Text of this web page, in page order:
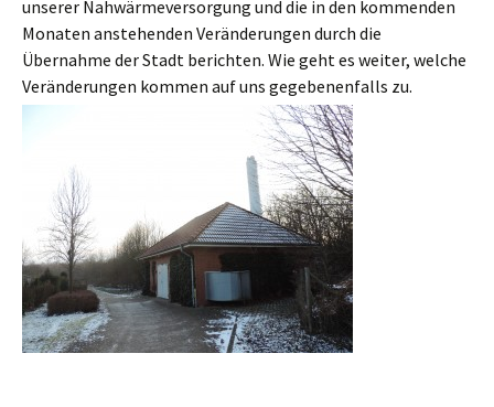
unserer Nahwärmeversorgung und die in den kommenden
Monaten anstehenden Veränderungen durch die
Übernahme der Stadt berichten. Wie geht es weiter, welche
Veränderungen kommen auf uns gegebenenfalls zu.